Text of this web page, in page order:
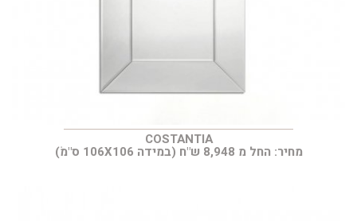
COSTANTIA
מחיר: החל מ 8,948 ש"ח (במידה 106X106 ס"מׂ)